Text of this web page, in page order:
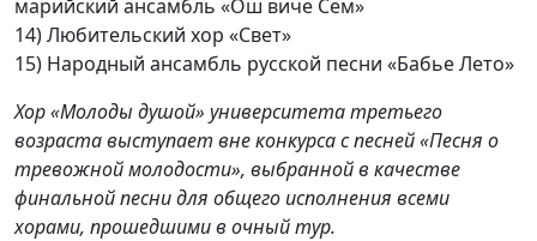
марийский ансамбль «Ош виче Сем»
14) Любительский хор «Свет»
15) Народный ансамбль русской песни «Бабье Лето»
Хор «Молоды душой» университета третьего
возраста выступает вне конкурса с песней «Песня о
тревожной молодости», выбранной в качестве
финальной песни для общего исполнения всеми
хорами, прошедшими в очный тур.